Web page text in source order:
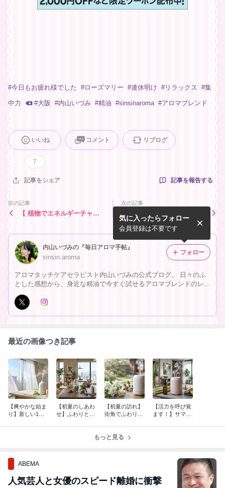
#今日もお疲れ様でした #ローズマリー #連休明け #リラックス #集
中力 #大阪 #内山いづみ #精油 #sinsinaroma #アロマブレンド
いいね
7
コメント リブログ
記事をシェア 記事を報告する
前の記事
【 植物でエネルギーチャー
次の記事
【小さな奇跡】貴重な出会
い、夏鳥に想いを寄せて
内山いづみの『毎日アロマ手帖』
sinsin.aroma
アロマタッチケアセラピスト内山いづみの公式ブログ。 日々のふ
とした感想から、身近な精油で今すぐ試せるアロマブレンドのレシ
ピを綴ります。 難しいことは抜きにして、暮らしに香りを添える
楽しさを一緒にはじめてみませんか？
気に入ったらフォロー
会員登録は不要です
フォロー
最近の画像つき記事
【爽やかな始ま
り】新しい1週
【初夏のしあわ
せ】ふわりと広
【初夏の訪れ】
街角でふわりと
てくれる、おう
【活力を呼び覚
ます！】サマ
もっと見る
ABEMA
人気芸人と女優のスピード離婚に衝撃